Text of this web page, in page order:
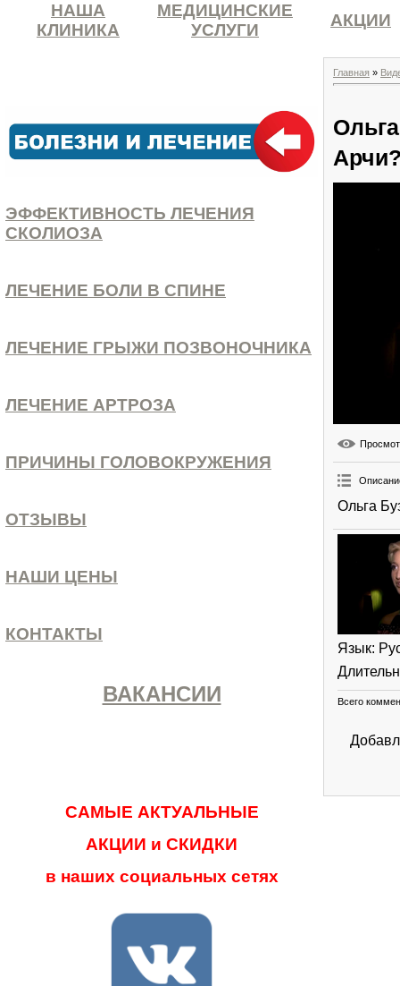
НАША
КЛИНИКА
МЕДИЦИНСКИЕ
УСЛУГИ
АКЦИИ
ЭФФЕКТИВНОСТЬ ЛЕЧЕНИЯ
СКОЛИОЗА
ЛЕЧЕНИЕ БОЛИ В СПИНЕ
ЛЕЧЕНИЕ ГРЫЖИ ПОЗВОНОЧНИКА
ЛЕЧЕНИЕ АРТРОЗА
ПРИЧИНЫ ГОЛОВОКРУЖЕНИЯ
ОТЗЫВЫ
НАШИ ЦЕНЫ
КОНТАКТЫ
ВАКАНСИИ
САМЫЕ АКТУАЛЬНЫЕ
АКЦИИ и СКИДКИ
в наших социальных сетях
Главная »
Ольга
Язык:
Всего